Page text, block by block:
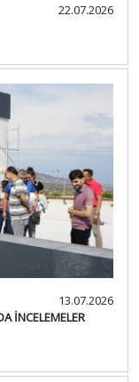
22.07.2026
13.07.2026
İNCELEMELER